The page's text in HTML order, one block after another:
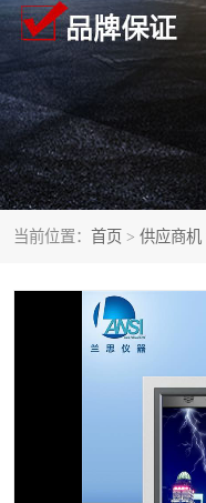
当前位置： 首页 > 供应商机